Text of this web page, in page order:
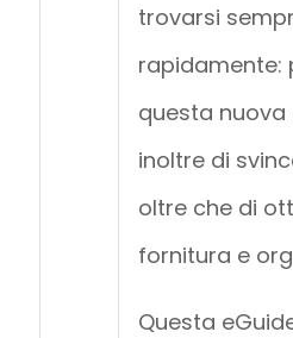
trovarsi
rapidamente:
questa nuova
inoltre di
oltre che di
fornitura e
Questa